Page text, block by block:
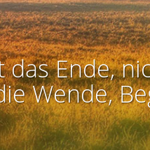
Ende,
Wende,